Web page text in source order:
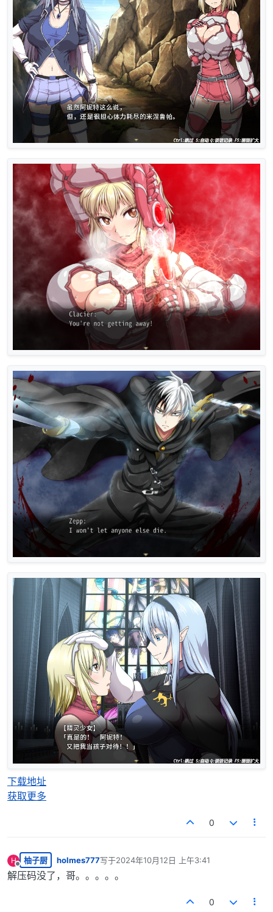
下载地址
获取更多
0
H
离线
柚子厨 holmes777写于2024年10月12日 上午3:41
最后由 编辑
解压码没了，哥。。。。。
0